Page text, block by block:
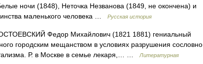
ночи (1848), Неточка Незванова (1849, не окончена) и
маленького человека …
Русская история
Федор Михайлович (1821 1881) гениальный
городским мещанством в условиях разрушения сословно
Р. в Москве в семье лекаря,… …
Литературная